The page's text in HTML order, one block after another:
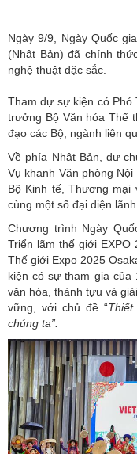
Ngày 9/9, Ngày Quốc
(Nhật Bản) đã chính
nghệ thuật đặc sắc.
Tham dự sự kiện có
trưởng Bộ Văn hóa Thể
đạo các Bộ, ngành liên
Về phía Nhật Bản, dự
Vụ khanh Văn phòng Nội
Bộ Kinh tế, Thương mại
cùng một số đại diện
Chương trình Ngày
Triển lãm thế giới EXPO
Thế giới Expo 2025
kiện có sự tham gia của
văn hóa, thành tựu và
vững, với chủ đề “Thiết
chúng ta”.